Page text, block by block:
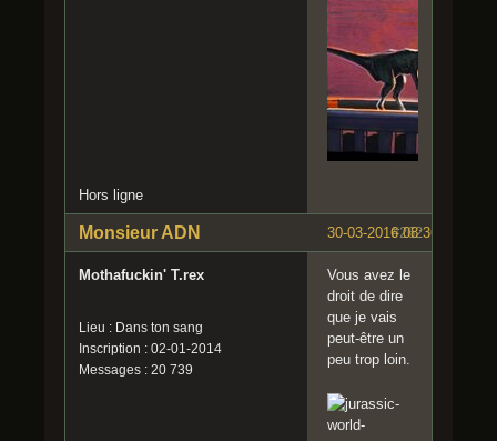
Hors ligne
#262
30-03-2016 08:36:25
Monsieur ADN
Mothafuckin' T.rex
Lieu : Dans ton sang
Inscription : 02-01-2014
Messages : 20 739
Vous avez le
droit de dire
que je vais
peut-être un
peu trop loin.